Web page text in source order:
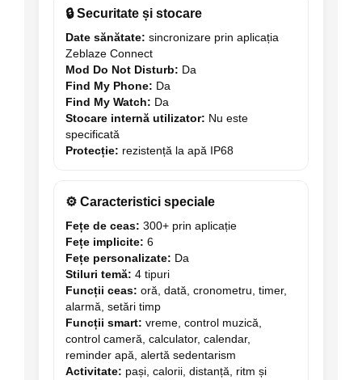
🔒 Securitate și stocare
Date sănătate: sincronizare prin aplicația
Zeblaze Connect
Mod Do Not Disturb: Da
Find My Phone: Da
Find My Watch: Da
Stocare internă utilizator: Nu este
specificată
Protecție: rezistență la apă IP68
⚙️ Caracteristici speciale
Fețe de ceas: 300+ prin aplicație
Fețe implicite: 6
Fețe personalizate: Da
Stiluri temă: 4 tipuri
Funcții ceas: oră, dată, cronometru, timer,
alarmă, setări timp
Funcții smart: vreme, control muzică,
control cameră, calculator, calendar,
reminder apă, alertă sedentarism
Activitate: pași, calorii, distanță, ritm și